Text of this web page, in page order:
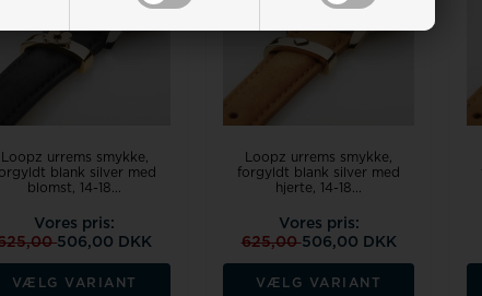
Loopz urrems smykke,
blank silver med
blomst, 14-18...
Vores pris:
506,00 DKK
VÆLG VARIANT
Loopz urrems smykke,
forgyldt blank silver med
hjerte, 14-18...
Vores pris:
625,00506,00 DKK
VÆLG VARIANT